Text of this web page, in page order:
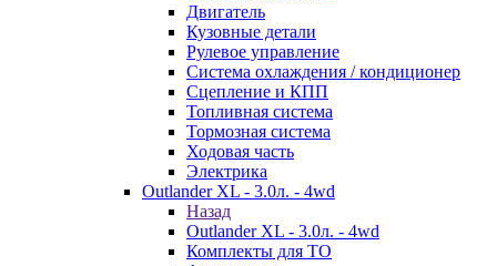
Двигатель
Кузовные детали
Рулевое управление
Система охлаждения / кондиционер
Сцепление и КПП
Топливная система
Тормозная система
Ходовая часть
Электрика
Outlander XL - 3.0л. - 4wd
Назад
Outlander XL - 3.0л. - 4wd
Комплекты для ТО